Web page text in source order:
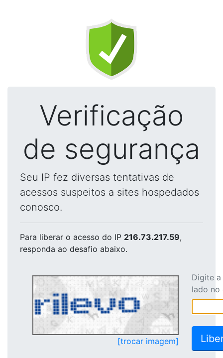
Verificação
de segurança
Seu IP fez diversas tentativas de
acessos suspeitos a sites hospedados
conosco.
Para liberar o acesso do IP 216.73.217.59,
responda ao desafio abaixo.
[trocar imagem]
Digite
lado no